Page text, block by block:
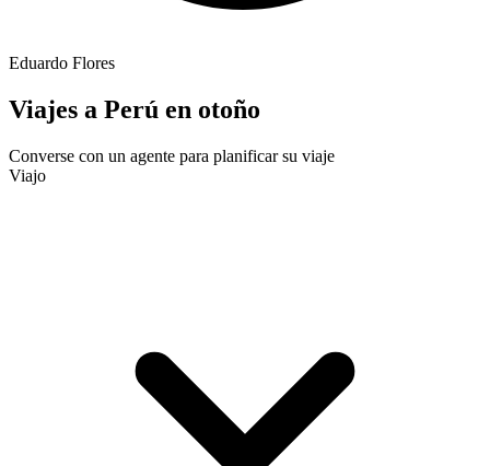
Eduardo Flores
Viajes a Perú en otoño
Converse con un agente para planificar su viaje
Viajo